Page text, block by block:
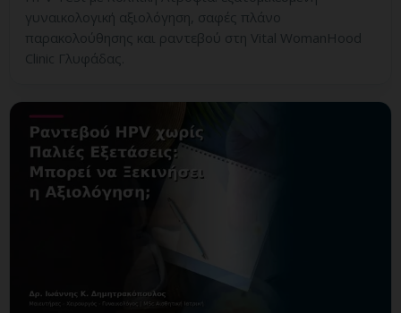
γυναικολογική αξιολόγηση, σαφές πλάνο
παρακολούθησης και ραντεβού στη Vital WomanHood
Clinic Γλυφάδας.